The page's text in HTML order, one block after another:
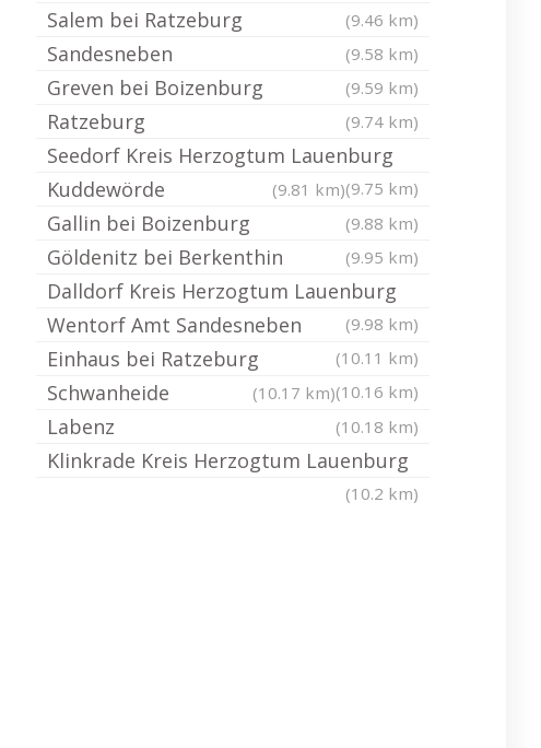
Salem bei Ratzeburg (9.46 km)
Sandesneben (9.58 km)
Greven bei Boizenburg (9.59 km)
Ratzeburg (9.74 km)
Seedorf Kreis Herzogtum Lauenburg
(9.75 km)
Kuddewörde (9.81 km)
Gallin bei Boizenburg (9.88 km)
Göldenitz bei Berkenthin (9.95 km)
Dalldorf Kreis Herzogtum Lauenburg
(9.98 km)
Wentorf Amt Sandesneben
(10.11 km)
Einhaus bei Ratzeburg
(10.16 km)
Schwanheide (10.17 km)
Labenz (10.18 km)
Klinkrade Kreis Herzogtum Lauenburg
(10.2 km)